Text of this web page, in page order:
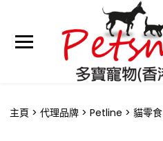
主頁 代理品牌 Petline 貓零食